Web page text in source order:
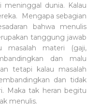
dunia. Kalau
Mengapa sebagian
bahwa menulis
tanggung jawab
masalah materi (gaji,
dan malu
tetapi kalau masalah
dan tidak
Maka tak heran begitu
menulis.